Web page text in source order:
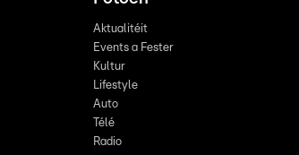
Aktualitéit
Events a Fester
Kultur
Lifestyle
Auto
Télé
Radio